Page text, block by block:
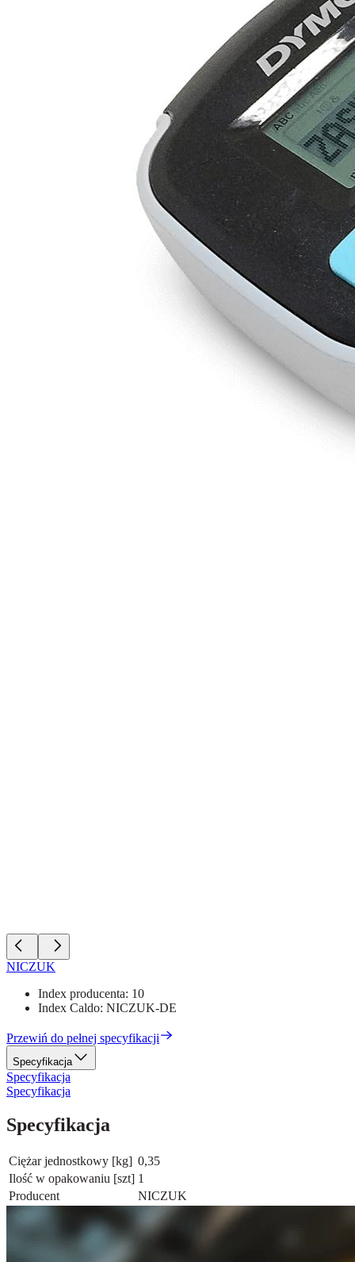
NICZUK
Index producenta: 10
Index Caldo: NICZUK-DE
Przewiń do pełnej specyfikacji
Specyfikacja
Specyfikacja
Specyfikacja
Specyfikacja
Ciężar jednostkowy [kg] 0,35
Ilość w opakowaniu [szt] 1
Producent
NICZUK